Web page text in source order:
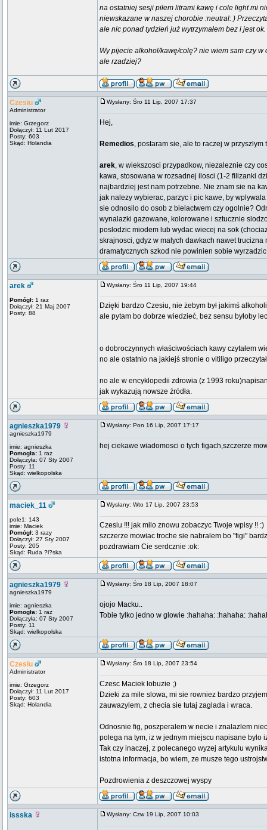
na ostatniej sesji piłem litrami kawę i cole light mi
niewskazane w naszej chorobie :neutral: )
ale nic ponad tydzień już wytrzymałem bez i jest ok.
Wy pijecie alkohol/kawę/colę? nie wiem sam czy
ale rzadziej?
Czesiu
Administrator
imie: Grzegorz
Dołączył: 11 Lut 2017
Posty: 603
Skąd: Holandia
Wysłany: Śro 11 Lip, 2007 17:37
Hej,
Remedios, postaram sie, ale to raczej w przyszlym
arek, w wiekszosci przypadkow, niezaleznie czy
kawa, stosowana w rozsadnej ilosci (1-2 filizanki
najbardziej jest nam potrzebne. Nie znam sie na
jak nalezy wybierac, parzyc i pic kawe, by
sie odnosilo do osob z bielactwem czy ogolnie?
wynalazki gazowane, kolorowane i sztucznie
poslodzic miodem lub wydac wiecej na sok
skrajnosci, gdyz w malych dawkach nawet
dramatycznych szkod nie powinien sobie
arek
Pomógł: 1 raz
Dołączył: 21 Maj 2007
Posty: 88
Wysłany: Śro 11 Lip, 2007 19:44
Dzięki bardzo Czesiu, nie żebym był jakimś
ale pytam bo dobrze wiedzieć, bez sensu byłoby
o dobroczynnych właściwościach kawy czytałem
no ale ostatnio na jakiejś stronie o vitiligo
no ale w encyklopedii zdrowia (z 1993
jak wykazują nowsze źródła.
agnieszka1979
agnieszka1979
imie: agnieszka
Pomogła: 1 raz
Dołączyła: 07 Sty 2007
Posty: 11
Skąd: wielkopolska
Wysłany: Pon 16 Lip, 2007 17:17
hej ciekawe wiadomosci o tych figach,szczerze
maciek_11
pole1: 143
imie: Maciek
Pomógł: 3 razy
Dołączył: 27 Sty 2007
Posty: 205
Skąd: Ruda ?l?ska
Wysłany: Wto 17 Lip, 2007 23:53
Czesiu !!! jak milo znowu zobaczyc Twoje wpisy !! :)
szczerze mowiac troche sie nabralem bo "figi"
pozdrawiam Cie serdcznie :ok:
agnieszka1979
agnieszka1979
imie: agnieszka
Pomogła: 1 raz
Dołączyła: 07 Sty 2007
Posty: 11
Skąd: wielkopolska
Wysłany: Śro 18 Lip, 2007 18:07
ojojo Macku..
Tobie tylko jedno w glowie :hahaha: :hahaha:
Czesiu
Administrator
imie: Grzegorz
Dołączył: 11 Lut 2017
Posty: 603
Skąd: Holandia
Wysłany: Śro 18 Lip, 2007 23:54
Czesc Maciek lobuzie ;)
Dzieki za mile slowa, mi sie rowniez bardzo
zauwazylem, z checia sie tutaj zaglada i wraca.
Odnosnie fig, poszperalem w necie i znalazlem
polega na tym, iz w jednym miejscu napisane bylo
Tak czy inaczej, z polecanego wyzej artykulu
istotna informacja, bo wiem, ze musze tego
Pozdrowienia z deszczowej wyspy
issska Wysłany: Czw 19 Lip, 2007 10:03